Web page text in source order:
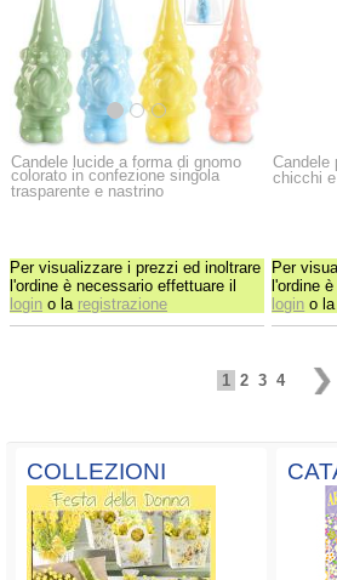
Candele lucide a forma di gnomo
colorato in confezione singola
trasparente e nastrino
Per visualizzare i prezzi ed inoltrare
l'ordine è necessario effettuare il
login o la registrazione
Candele
chicchi
Per
l'ordine
login o la
1 2 3 4
COLLEZIONI